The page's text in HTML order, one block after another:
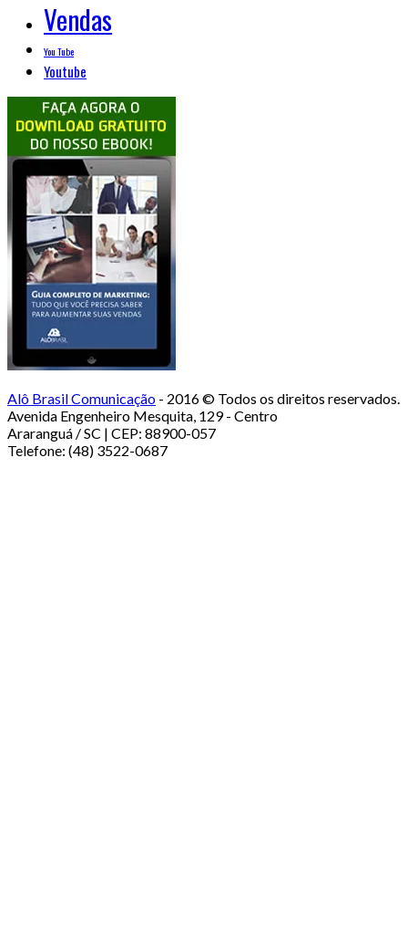
Vendas
You Tube
Youtube
Alô Brasil Comunicação - 2016 © Todos os direitos reservados.
Avenida Engenheiro Mesquita, 129 - Centro
Araranguá / SC | CEP: 88900-057
Telefone: (48) 3522-0687